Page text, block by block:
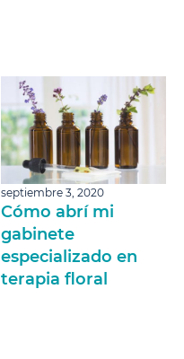
septiembre 3, 2020
Cómo abrí mi
gabinete
especializado en
terapia floral